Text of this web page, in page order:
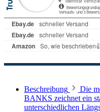
Beschreibung
Die
BANKS zeichnet ein
unterschiedlichen